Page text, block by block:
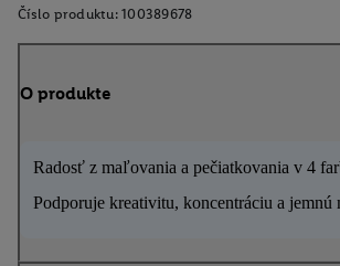
Číslo produktu: 100389678
O produkte
Radosť z maľovania a pečiatkovania v 4
Podporuje kreativitu, koncentráciu a jemnú